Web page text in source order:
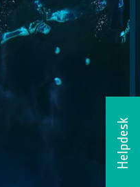
Helpdesk